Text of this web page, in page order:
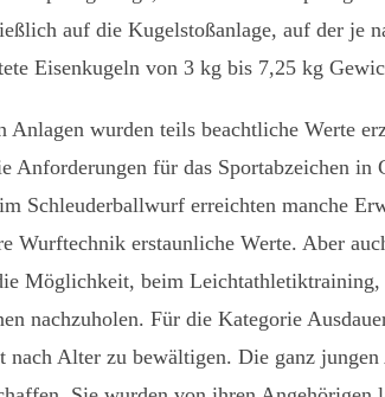
auf die Kugelstoßanlage, auf der je
Eisenkugeln von 3 kg bis 7,25 kg
Anlagen wurden teils beachtliche Werte
Anforderungen für das Sportabzeichen in
Schleuderballwurf erreichten manche
Wurftechnik erstaunliche Werte. Aber
Möglichkeit, beim
nachzuholen. Für die Kategorie
nach Alter zu bewältigen. Die ganz